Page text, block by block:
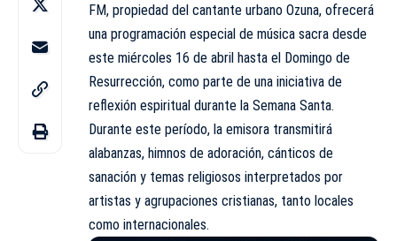
FM, propiedad del cantante urbano Ozuna, ofrecerá
una programación especial de música sacra desde
este miércoles 16 de abril hasta el Domingo de
Resurrección, como parte de una iniciativa de
reflexión espiritual durante la Semana Santa.
Durante este período, la emisora transmitirá
alabanzas, himnos de adoración, cánticos de
sanación y temas religiosos interpretados por
artistas y agrupaciones cristianas, tanto locales
como internacionales.